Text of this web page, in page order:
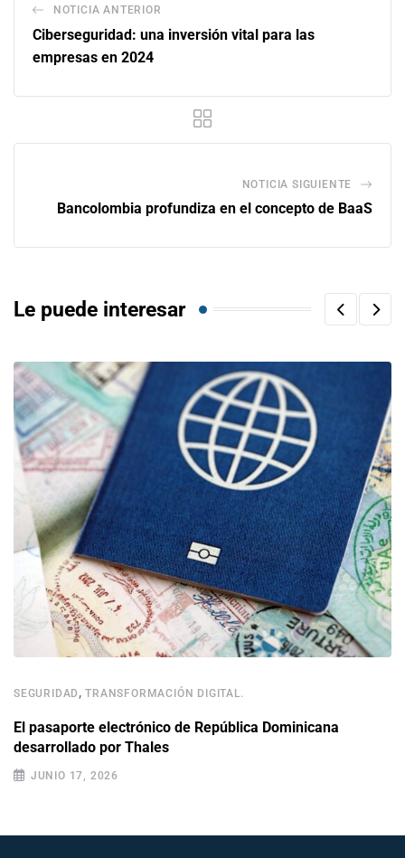
NOTICIA ANTERIOR
Ciberseguridad: una inversión vital para las
empresas en 2024
NOTICIA SIGUIENTE
Bancolombia profundiza en el concepto de BaaS
Le puede interesar
SEGURIDAD ,TRANSFORMACIÓN DIGITAL.
El pasaporte electrónico de República Dominicana
desarrollado por Thales
JUNIO 17, 2026